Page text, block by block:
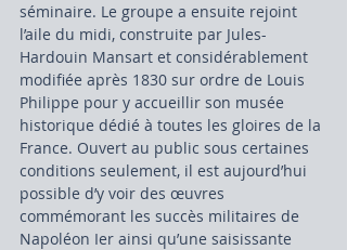
séminaire. Le groupe a ensuite rejoint
l’aile du midi, construite par Jules-
Hardouin Mansart et considérablement
modifiée après 1830 sur ordre de Louis
Philippe pour y accueillir son musée
historique dédié à toutes les gloires de la
France. Ouvert au public sous certaines
conditions seulement, il est aujourd’hui
possible d’y voir des œuvres
commémorant les succès militaires de
Napoléon Ier ainsi qu’une saisissante